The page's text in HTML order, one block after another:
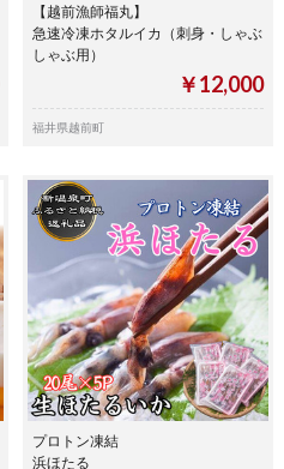
【越前漁師福丸】
急速冷凍ホタルイカ（刺身・しゃぶ
しゃぶ用）
￥12,000
福井県越前町
プロトン凍結
浜ほたる